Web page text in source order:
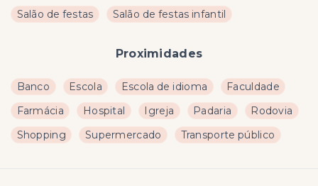
Salão de festas Salão de festas infantil
Proximidades
Banco Escola Escola de idioma
Faculdade
Farmácia
Hospital Igreja Padaria
Rodovia
Shopping
Supermercado Transporte público